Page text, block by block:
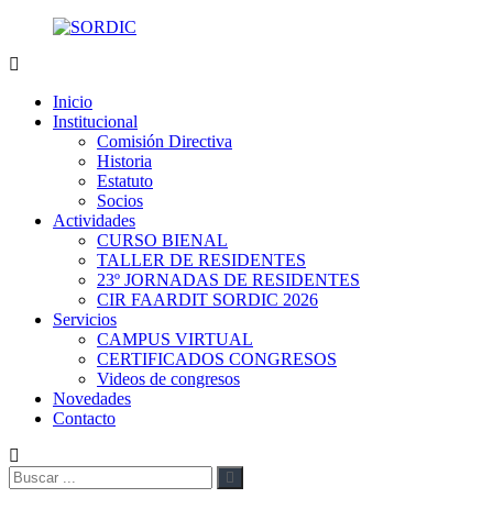
content
Radiología
Diagnóstico
Inicio
Institucional
Comisión Directiva
Historia
Estatuto
Socios
Actividades
CURSO BIENAL
TALLER DE RESIDENTES
23º JORNADAS DE RESIDENTES
CIR FAARDIT SORDIC 2026
Servicios
CAMPUS VIRTUAL
CERTIFICADOS CONGRESOS
Videos de congresos
Novedades
Contacto
Buscar: Buscar